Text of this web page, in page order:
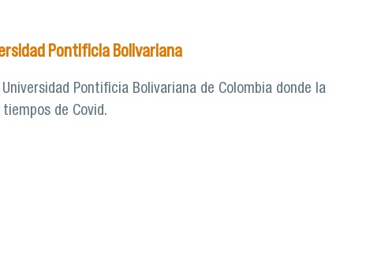
Pontificia Bolivariana
Pontificia Bolivariana de Colombia donde la
de Covid.
la Universidad Pontificia Bolivariana